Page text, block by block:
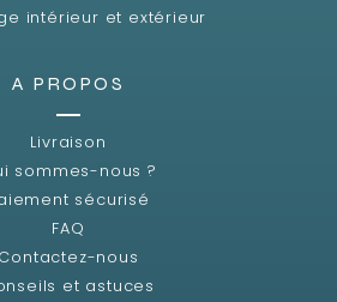
intérieur et extérieur
A PROPOS
Livraison
sommes-nous ?
sécurisé
FAQ
Contactez-nous
et astuces